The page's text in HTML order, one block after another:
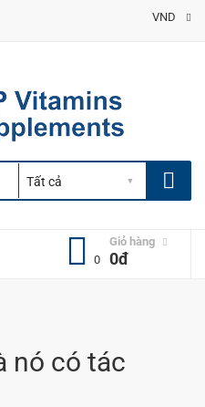
VND
Giỏ hàng
0
0đ
nó có tác